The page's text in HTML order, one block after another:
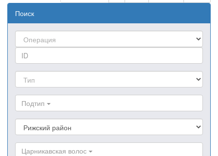
Поиск
Подтип
Царникавская волос